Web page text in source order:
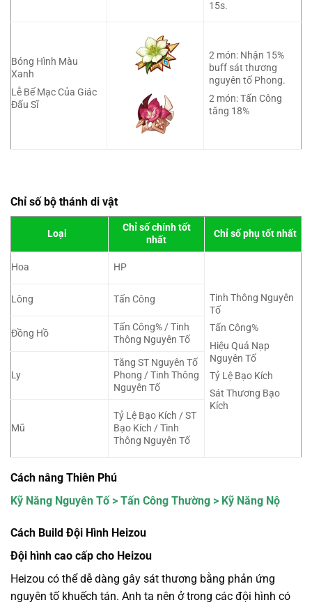
15s.
Bóng Hình Màu
Xanh
Lễ Bế Mạc Của Giác
Đấu Sĩ
2 món: Nhận 15%
buff sát thương
nguyên tố Phong.
2 món: Tấn Công
tăng 18%
Chỉ số bộ thánh di vật
Loại
Chỉ số chính tốt
nhất
Chỉ số phụ tốt nhất
Hoa HP
Tinh Thông Nguyên
Tố
Tấn Công%
Hiệu Quả Nạp
Nguyên Tố
Tỷ Lệ Bạo Kích
Sát Thương Bạo
Kích
Lông Tấn Công
Đồng Hồ
Tấn Công% / Tinh
Thông Nguyên Tố
Ly
Tăng ST Nguyên Tố
Phong / Tinh Thông
Nguyên Tố
Mũ
Tỷ Lệ Bạo Kích / ST
Bạo Kích / Tinh
Thông Nguyên Tố
Cách nâng Thiên Phú
Kỹ Năng Nguyên Tố > Tấn Công Thường > Kỹ Năng Nộ
Cách Build Đội Hình Heizou
Đội hình cao cấp cho Heizou
Heizou có thể dễ dàng gây sát thương bằng phản ứng
nguyên tố khuếch tán. Anh ta nên ở trong các đội hình có